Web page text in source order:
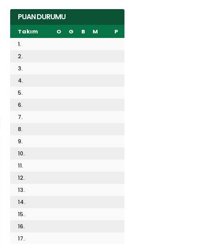
PUAN DURUMU
Takım O G B M
P
1.
2.
3.
4.
5.
6.
7.
8.
9.
10.
11.
12.
13.
14.
15.
16.
17.